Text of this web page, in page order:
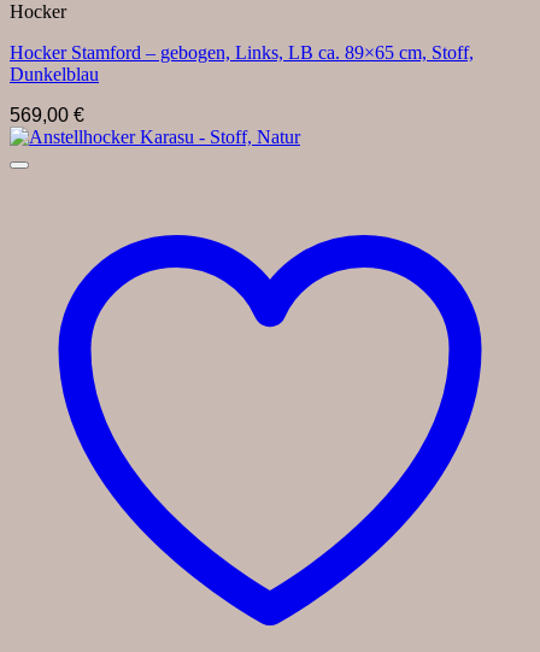
Hocker
Hocker Stamford – gebogen, Links, LB ca. 89×65 cm, Stoff,
Dunkelblau
569,00 €